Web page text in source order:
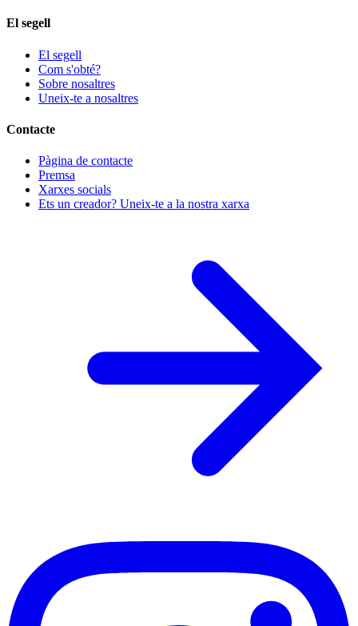
El segell
El segell
Com s'obté?
Sobre nosaltres
Uneix-te a nosaltres
Contacte
Pàgina de contacte
Premsa
Xarxes socials
Ets un creador? Uneix-te a la nostra xarxa